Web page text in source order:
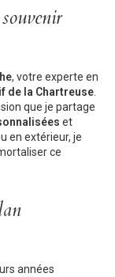
, votre experte en
de la Chartreuse
que je partage
et
en extérieur, je
ce
années